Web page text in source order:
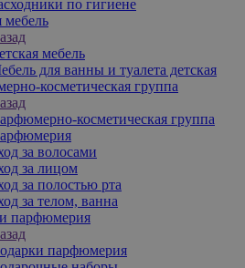
по гигиене
мебель
мебель
для ванны и туалета детская
косметическая группа
косметическая группа
за волосами
за лицом
за полостью рта
за телом, ванна
парфюмерия
парфюмерия